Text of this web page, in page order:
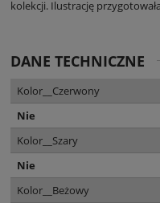
kolekcji. Ilustrację
DANE TECHNICZNE
Kolor__Czerwony
Nie
Kolor__Szary
Nie
Kolor__Beżowy